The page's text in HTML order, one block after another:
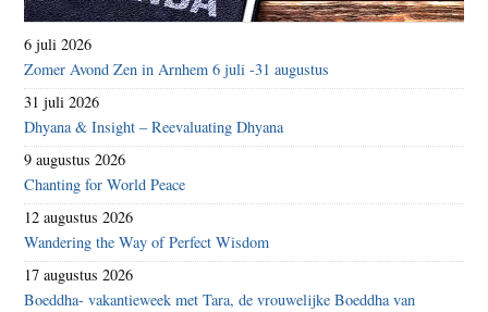
6 juli 2026
Zomer Avond Zen in Arnhem 6 juli -31 augustus
31 juli 2026
Dhyana & Insight – Reevaluating Dhyana
9 augustus 2026
Chanting for World Peace
12 augustus 2026
Wandering the Way of Perfect Wisdom
17 augustus 2026
Boeddha- vakantieweek met Tara, de vrouwelijke Boeddha van